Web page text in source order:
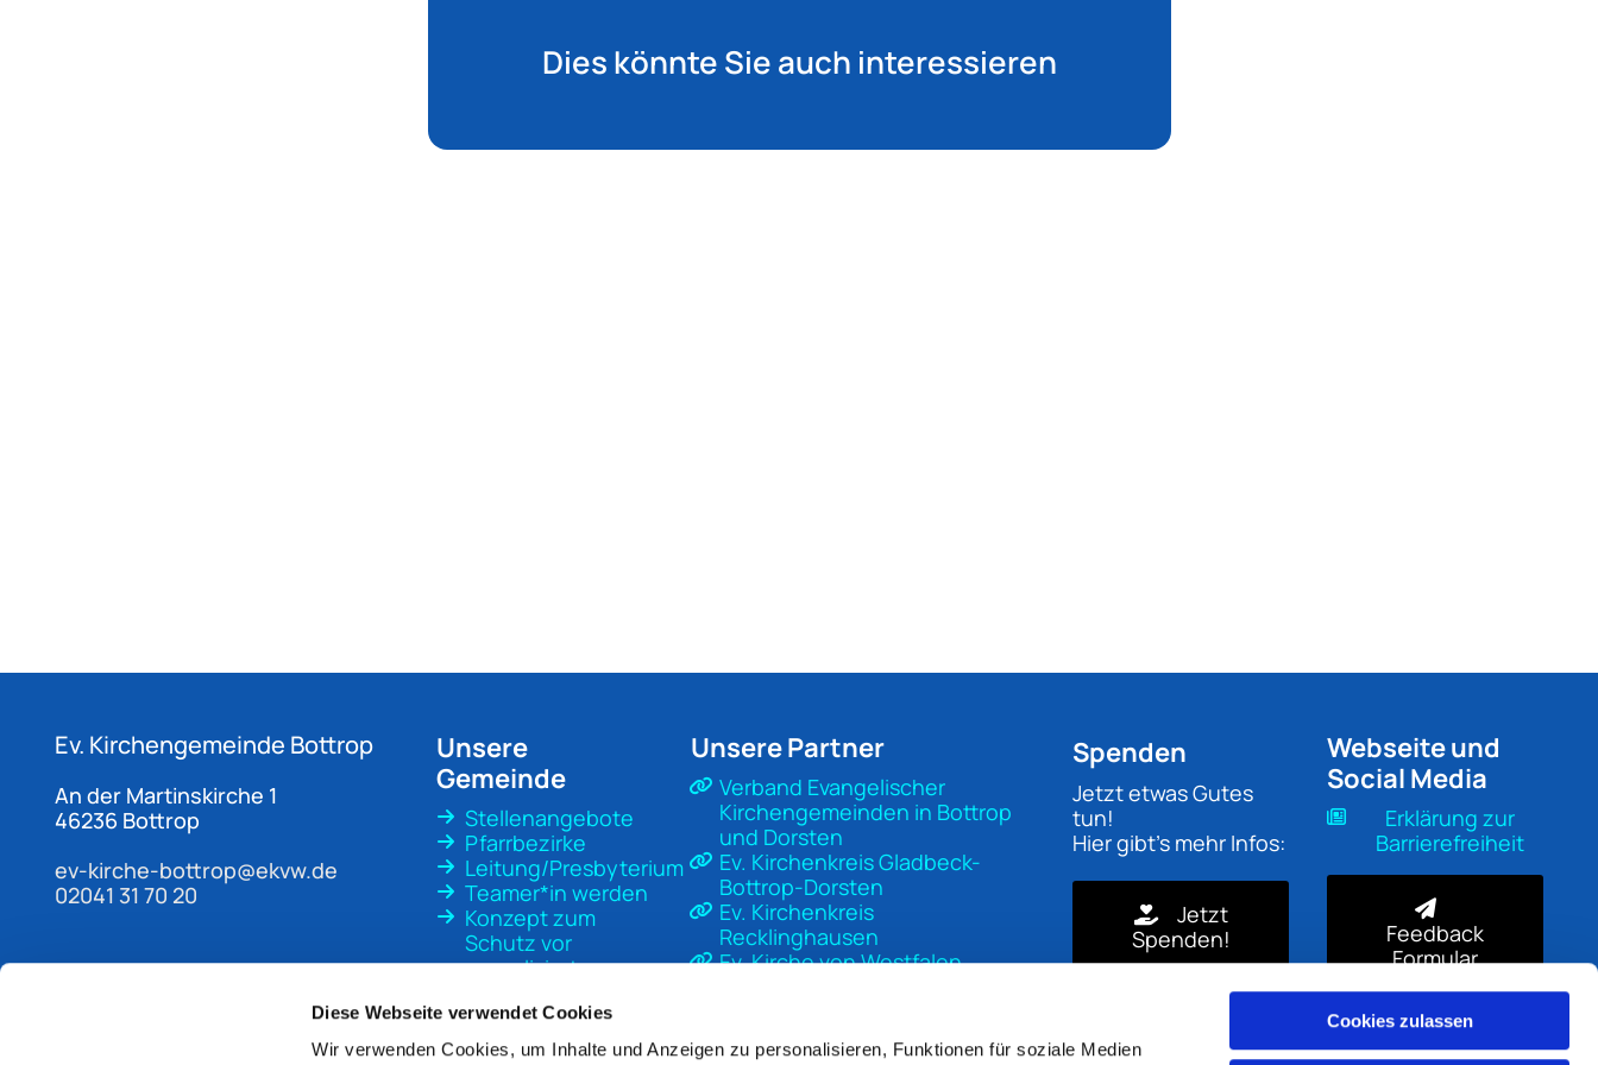
Diese Webseite verwendet Cookies
Wir verwenden Cookies, um Inhalte und Anzeigen zu personalisieren, Funktionen für soziale Medien
Cookies zulassen
Dies könnte Sie auch interessieren
Ev. Kirchengemeinde Bottrop
An der Martinskirche 1
46236 Bottrop
ev-kirche-bottrop@ekvw.de
02041 31 70 20
Unsere
Gemeinde
Stellenangebote
Pfarrbezirke
Leitung/Presbyterium
Teamer*in werden
Konzept zum
Schutz vor
sexualisierter
Unsere Partner
Verband Evangelischer
Kirchengemeinden in Bottrop
und Dorsten
Ev. Kirchenkreis Gladbeck-
Bottrop-Dorsten
Ev. Kirchenkreis
Recklinghausen
Ev. Kirche von Westfalen
Bottrop-Dorsten
Spenden
Jetzt etwas Gutes
tun!
Hier gibt's mehr Infos:
Jetzt
Spenden!
Webseite und
Social Media
Erklärung zur
Barrierefreiheit
Feedback
Formular